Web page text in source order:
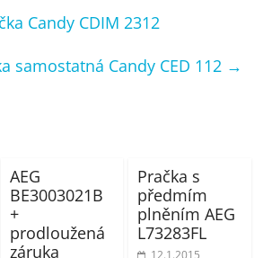
Candy CDIM 2312
samostatná Candy CED 112 →
AEG
BE3003021B
+
prodloužená
záruka
Pračka s
předmím
plněním AEG
L73283FL
12.1.2015